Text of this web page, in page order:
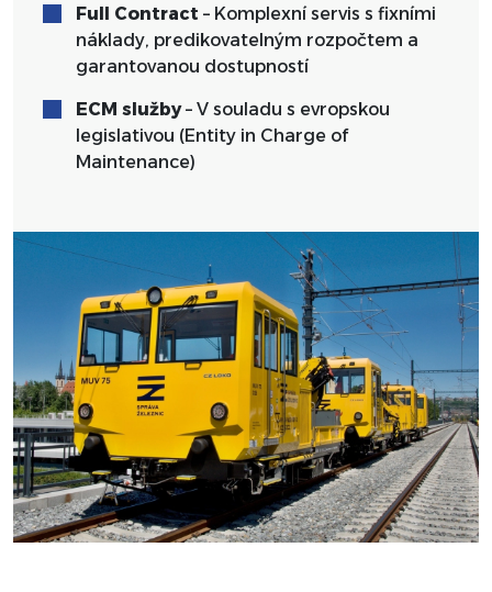
Full Contract – Komplexní servis s fixními
náklady, predikovatelným rozpočtem a
garantovanou dostupností
ECM služby– V souladu s evropskou
legislativou (Entity in Charge of
Maintenance)